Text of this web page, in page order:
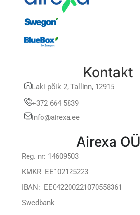
Kontakt
Laki põik 2, Tallinn, 12915
+372 664 5839
info@airexa.ee
Airexa OÜ
Reg. nr: 14609503
KMKR: EE102125223
IBAN: EE042200221070558361
Swedbank